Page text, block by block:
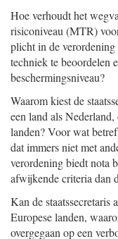
Hoe verhoudt het
risiconiveau (MTR)
plicht in de verordening
techniek te beoordelen
beschermingsniveau?
Waarom kiest de
een land als
landen? Voor wat
dat immers niet met
verordening biedt nota
afwijkende criteria dan
Kan de staatssecretaris
Europese landen,
overgegaan op een